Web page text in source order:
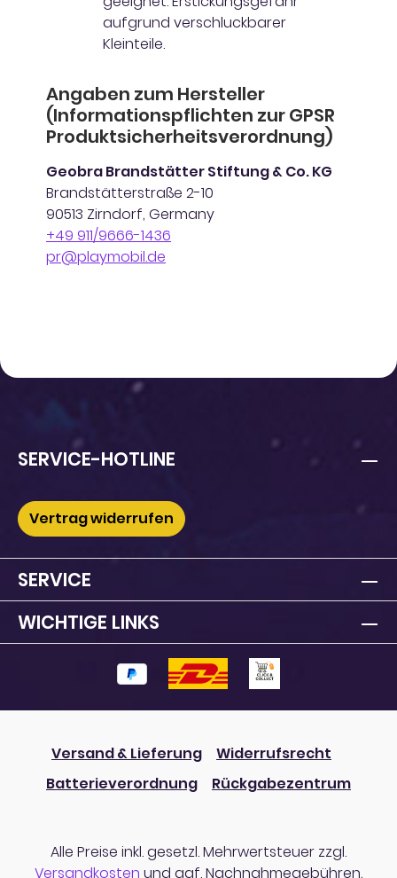
aufgrund verschluckbarer
Kleinteile.
Angaben zum Hersteller
(Informationspflichten zur GPSR
Produktsicherheitsverordnung)
Geobra Brandstätter Stiftung & Co. KG
Brandstätterstraße 2-10
90513 Zirndorf, Germany
+49 911/9666-1436
pr@playmobil.de
SERVICE-HOTLINE
Vertrag widerrufen
SERVICE
WICHTIGE LINKS
Versand & Lieferung
Widerrufsrecht
Batterieverordnung
Rückgabezentrum
Alle Preise inkl. gesetzl. Mehrwertsteuer zzgl.
Versandkosten und ggf. Nachnahmegebühren,